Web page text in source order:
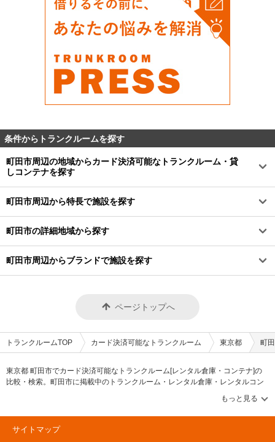
条件からトランクルームを探す
町田市周辺の地域からカード決済可能なトランクルーム・貸
しコンテナを探す
町田市周辺から特長で施設を探す
町田市の詳細地域から探す
町田市周辺からブランドで施設を探す
ページトップへ
トランクルームTOP カード決済可能なトランクルーム 東京都 町
東京都 町田市でカード決済可能なトランクルーム[レンタル倉庫・コンテナ]の
比較・検索。町田市に掲載中のトランクルーム・レンタル倉庫・レンタルコン
テナなどの収納スペースを、借りたい地域から探して、広さ・料金[賃料]・セキ
ュリティ・空調完備・24時間出し入れ可能などの希望条件で絞込み！豊富な物
件数から様々な方法でご希望の収納スペースを簡単に探せるトランクルーム情
報サイトです。気になるトランクルームを見つけたら、メールか電話でお問合
サイトマップ